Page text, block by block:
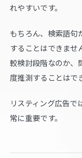
れやすいです。
もちろん、検索語
することはできませ
較検討段階なのか、
度推測することはで
リスティング広告で
常に重要です。